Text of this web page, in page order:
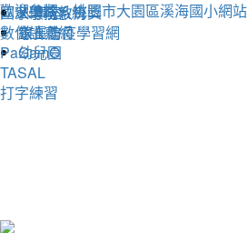
人事室
家長會
幼兒園
X學務系統
線上防疫學習網
國家環境教育獎
數位讀寫網
PaGamO
TASAL
打字練習
歡迎參觀：桃園市大園區溪海國小網站